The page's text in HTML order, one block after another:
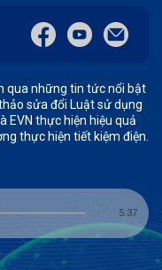
qua những tin tức nổi bật
sửa đổi Luật sử dụng
EVN thực hiện hiệu quả
thực hiện tiết kiệm điện.
5:37